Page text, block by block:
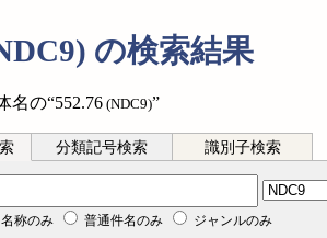
の検索結果
名の“552.76 (NDC9)”
分類記号検索 識別子検索
名称のみ 普通件名のみ ジャンルのみ